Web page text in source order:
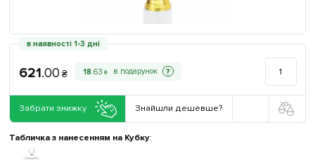
в наявності 1-3 дні
621.00 ₴ 18.63 ₴ ?
Забрати знижку Знайшли дешевше?
Табличка з нанесенням на Кубку: